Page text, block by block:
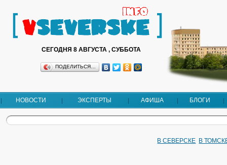
СЕГОДНЯ 8 АВГУСТА , СУББОТА
ПОДЕЛИТЬСЯ…
НОВОСТИ ЭКСПЕРТЫ АФИША БЛОГИ
В СЕВЕРСКЕ В